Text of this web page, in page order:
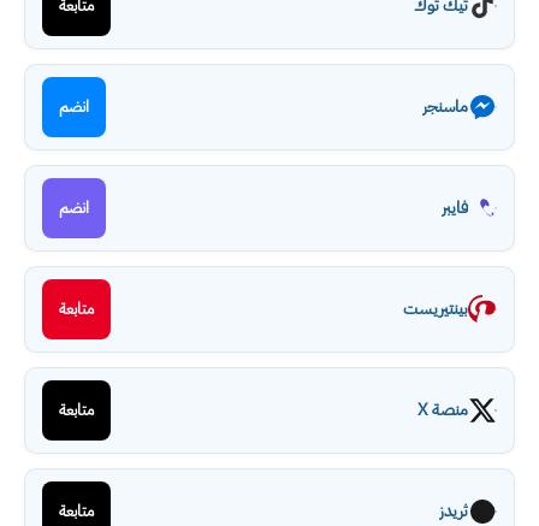
تيك توك متابعة
ماسنجر انضم
فايبر انضم
بينتيريست متابعة
منصة X متابعة
ثريدز متابعة